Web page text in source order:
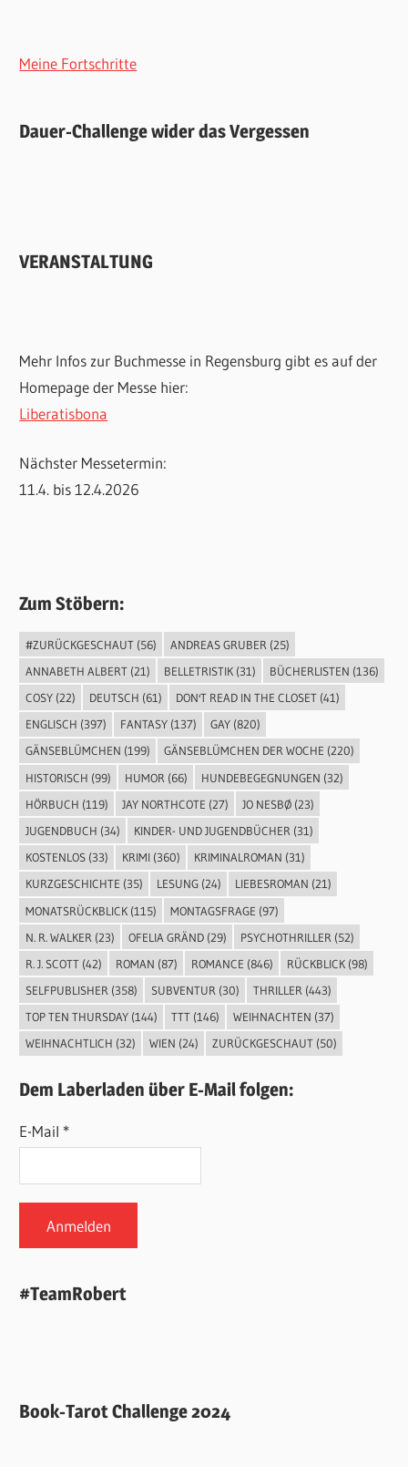
Meine Fortschritte
Dauer-Challenge wider das Vergessen
VERANSTALTUNG
Mehr Infos zur Buchmesse in Regensburg gibt es auf der
Homepage der Messe hier:
Liberatisbona
Nächster Messetermin:
11.4. bis 12.4.2026
Zum Stöbern:
#ZURÜCKGESCHAUT(56) ANDREAS GRUBER (25)
ANNABETH ALBERT(21) BELLETRISTIK(31) BÜCHERLISTEN (136)
COSY(22) DEUTSCH (61) DON'T READ IN THE CLOSET(41)
ENGLISCH (397) FANTASY(137) GAY(820)
GÄNSEBLÜMCHEN (199) GÄNSEBLÜMCHEN DER WOCHE (220)
HISTORISCH (99) HUMOR (66) HUNDEBEGEGNUNGEN (32)
HÖRBUCH (119) JAY NORTHCOTE (27) JO NESBØ(23)
JUGENDBUCH (34) KINDER- UND JUGENDBÜCHER (31)
KOSTENLOS(33) KRIMI(360) KRIMINALROMAN (31)
KURZGESCHICHTE (35) LESUNG(24) LIEBESROMAN (21)
MONATSRÜCKBLICK(115) MONTAGSFRAGE (97)
N. R. WALKER (23) OFELIA GRÄND(29) PSYCHOTHRILLER (52)
R. J. SCOTT(42) ROMAN (87) ROMANCE (846) RÜCKBLICK(98)
SELFPUBLISHER (358) SUBVENTUR (30) THRILLER (443)
TOP TEN THURSDAY(144) TTT(146) WEIHNACHTEN (37)
WEIHNACHTLICH (32) WIEN (24) ZURÜCKGESCHAUT(50)
Dem Laberladen über E-Mail folgen:
E-Mail *
#TeamRobert
Book-Tarot Challenge 2024